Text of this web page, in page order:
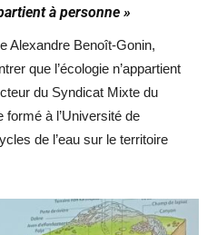
à personne »
Alexandre Benoît-Gonin,
que l’écologie n’appartient
du Syndicat Mixte du
formé à l’Université de
de l’eau sur le territoire